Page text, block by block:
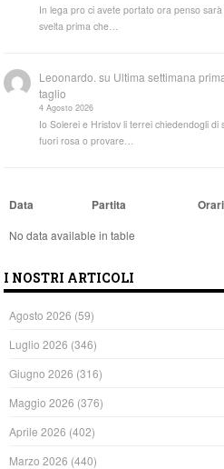
In lega pro ci avete portato ora penso
svelta prima che…
Leoonardo. su Ultima settimana
taglio
4 Agosto 2026
Io Solerei e Hristov li terrei chiedendogli
fuori rosa o provare…
Data Partita
No data available in table
I NOSTRI ARTICOLI
Agosto 2026 (59)
Luglio 2026 (346)
Giugno 2026 (316)
Maggio 2026 (376)
Aprile 2026 (402)
Marzo 2026 (440)